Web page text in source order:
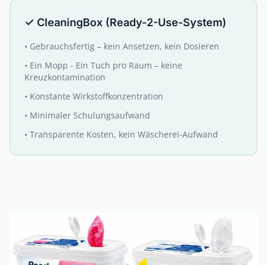
✓ CleaningBox (Ready-2-Use-System)
• Gebrauchsfertig – kein Ansetzen, kein Dosieren
• Ein Mopp - Ein Tuch pro Raum – keine
Kreuzkontamination
• Konstante Wirkstoffkonzentration
• Minimaler Schulungsaufwand
• Transparente Kosten, kein Wäscherei-Aufwand